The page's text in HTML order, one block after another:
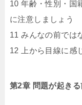
10 年齢・性別・国
に注意しましょう
11 みんなの前では
12 上から目線に感
第2章 問題が起き